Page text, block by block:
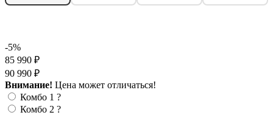
-5%
85 990 ₽
90 990 ₽
Внимание! Цена может отличаться!
Комбо 1 ?
Комбо 2 ?